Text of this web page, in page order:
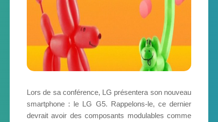
Lors de sa conférence, LG présentera son nouveau
smartphone : le LG G5. Rappelons-le, ce dernier
devrait avoir des composants modulables comme